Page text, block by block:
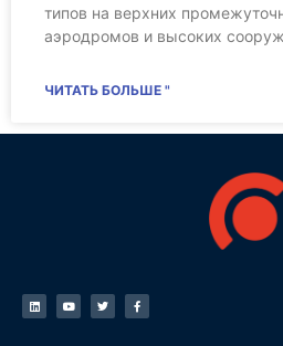
типов на верхних
аэродромов и высоких
ЧИТАТЬ БОЛЬШЕ "